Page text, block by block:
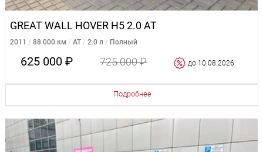
GREAT WALL HOVER H5 2.0 AT
2011 88 000 км AT 2.0 л Полный
625 000 ₽ 725 000 ₽ до 10.08.2026
Подробнее